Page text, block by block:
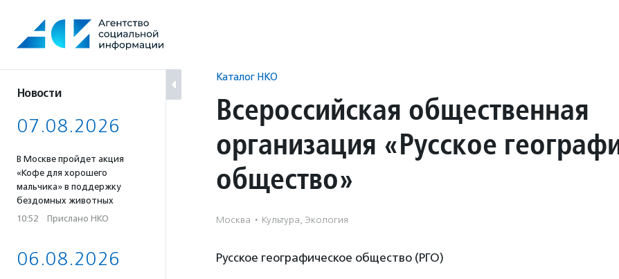
содержанию
Новости
07.08.2026
В Москве пройдет акция
«Кофе для хорошего
мальчика» в поддержку
бездомных животных
10:52 · Прислано НКО
06.08.2026
Каталог НКО
Всероссийская общественная
организация «Русское
общество»
Москва · Культура, Экология
Русское географическое общество (РГО)